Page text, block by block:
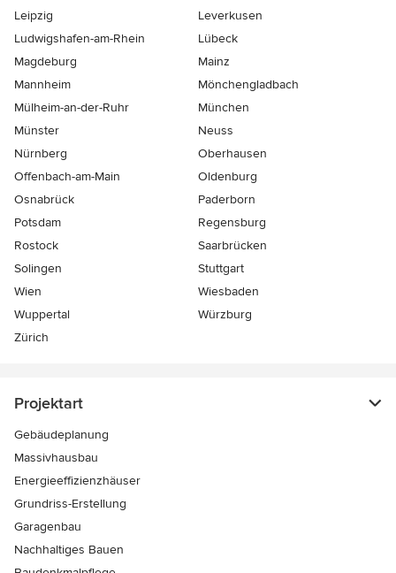
Leipzig
Leverkusen
Ludwigshafen-am-Rhein
Lübeck
Magdeburg
Mainz
Mannheim
Mönchen­gladbach
Mülheim-an-der-Ruhr
München
Münster
Neuss
Nürnberg
Oberhausen
Offenbach-am-Main
Oldenburg
Osnabrück
Paderborn
Potsdam
Regensburg
Rostock
Saarbrücken
Solingen
Stuttgart
Wien
Wiesbaden
Wuppertal
Würzburg
Zürich
Projektart
Gebäudeplanung
Massivhausbau
Energieeffizienzhäuser
Grundriss-Erstellung
Garagenbau
Nachhaltiges Bauen